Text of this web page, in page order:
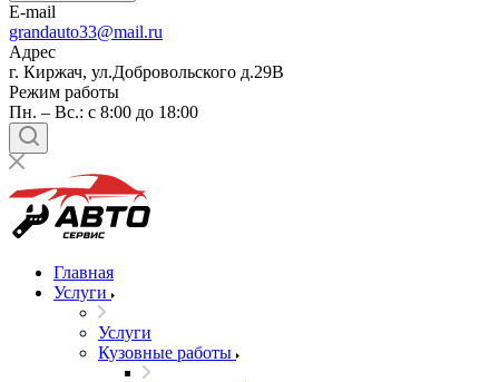
E-mail
grandauto33@mail.ru
Адрес
г. Киржач, ул.Добровольского д.29В
Режим работы
Пн. – Вс.: с 8:00 до 18:00
Главная
Услуги
Услуги
Кузовные работы